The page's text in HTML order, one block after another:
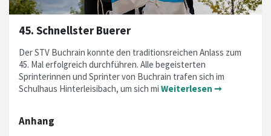
45. Schnellster Buerer
Der STV Buchrain konnte den traditionsreichen Anlass zum
45. Mal erfolgreich durchführen. Alle begeisterten
Sprinterinnen und Sprinter von Buchrain trafen sich im
Schulhaus Hinterleisibach, um sich mi Weiterlesen ➞